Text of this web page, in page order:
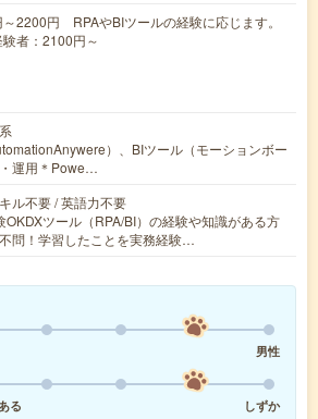
2200円 RPAやBIツールの経験に応じます。
者：2100円～
）、BIツール（モーションボー
運用＊Powe…
ル不要 / 英語力不要
OKDXツール（RPA/BI）の経験や知識がある方
問！学習したことを実務経験…
男性
る
しずか